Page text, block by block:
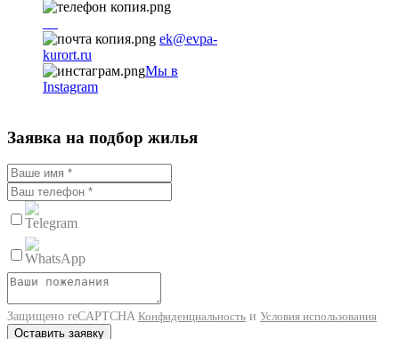
ek@evpa-
kurort.ru
Мы в
Instagram
Заявка на подбор жилья
Защищено reCAPTCHA Конфиденциальность и Условия использования